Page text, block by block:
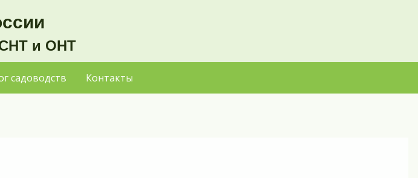
СНТ и ОНТ
садоводств Контакты